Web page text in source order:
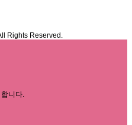
Rights Reserved.
니다.